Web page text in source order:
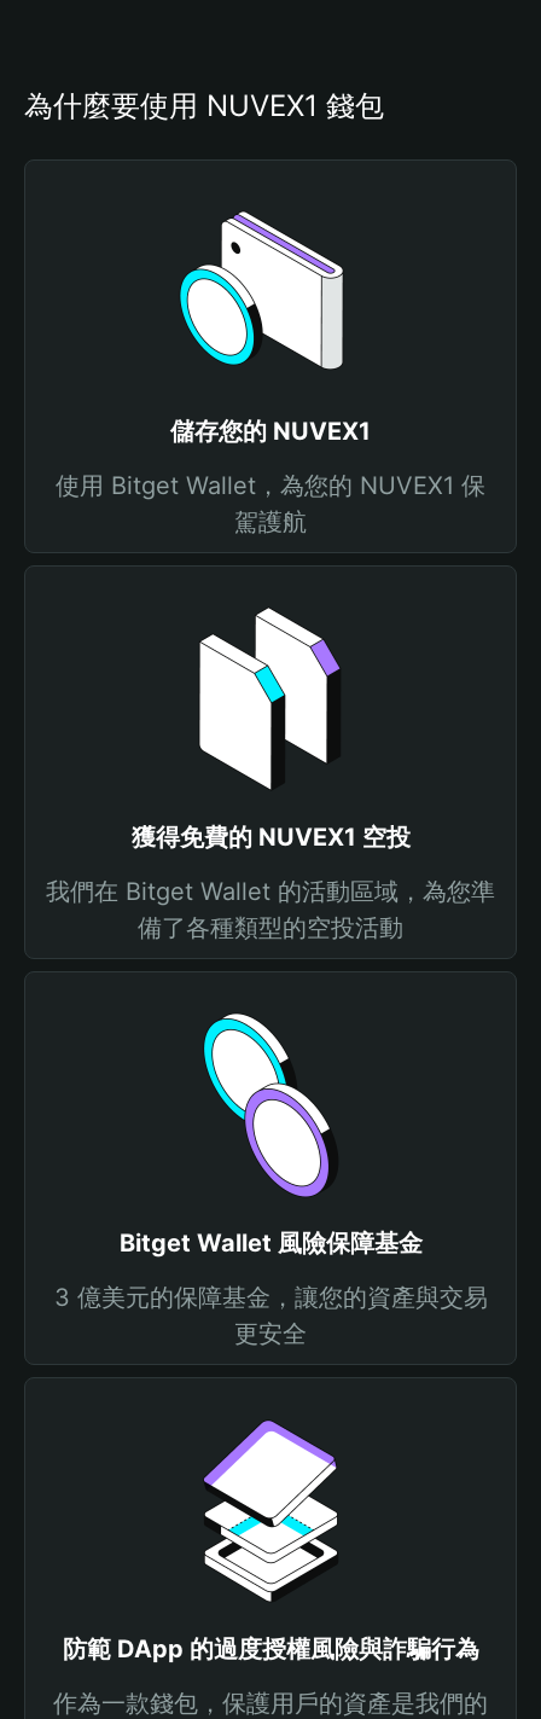
為什麼要使用 NUVEX1 錢包
儲存您的 NUVEX1
使用 Bitget Wallet，為您的 NUVEX1 保
駕護航
獲得免費的 NUVEX1 空投
我們在 Bitget Wallet 的活動區域，為您準
備了各種類型的空投活動
Bitget Wallet 風險保障基金
3 億美元的保障基金，讓您的資產與交易
更安全
防範 DApp 的過度授權風險與詐騙行為
作為一款錢包，保護用戶的資產是我們的